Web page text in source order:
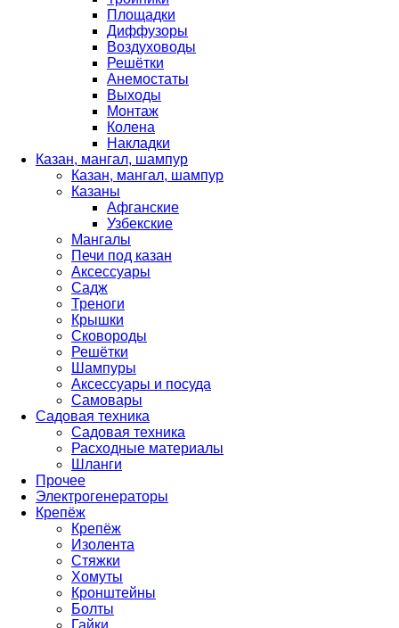
Площадки
Диффузоры
Воздуховоды
Решётки
Анемостаты
Выходы
Монтаж
Колена
Накладки
Казан, мангал, шампур
Казан, мангал, шампур
Казаны
Афганские
Узбекские
Мангалы
Печи под казан
Аксессуары
Садж
Треноги
Крышки
Сковороды
Решётки
Шампуры
Аксессуары и посуда
Самовары
Садовая техника
Садовая техника
Расходные материалы
Шланги
Прочее
Электрогенераторы
Крепёж
Крепёж
Изолента
Стяжки
Хомуты
Кронштейны
Болты